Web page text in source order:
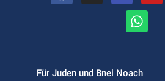
Für Juden und Bnei Noach